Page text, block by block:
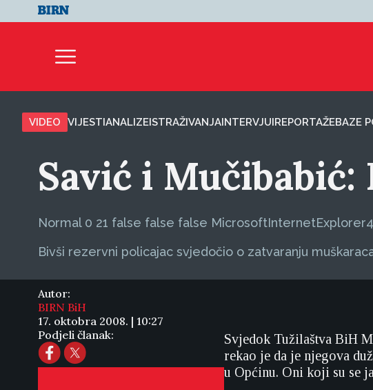
VIDEO VIJESTIANALIZEISTRAŽIVANJAINTERVJUIREPORTAŽEBAZE
Savić i
Normal 0 21 false false false MicrosoftInternetExplorer4
Bivši rezervni policajac svjedočio o zatvaranju
Autor:
BIRN BiH
17. oktobra 2008. | 10:27
Podjeli članak:
Svjedok Tužilaštva BiH
rekao je da je njegova
u Općinu. Oni koji su se